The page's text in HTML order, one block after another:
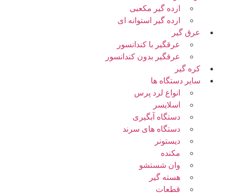
ارده گیر مکعبی
ارده گیر استوانه ای
عرق گیر
عرقگیر با کندانسور
عرقگیر بدون کندانسور
کره گیر
سایر دستگاه ها
انواع لرد پرس
اسلایسر
دستگاه آبگیری
دستگاه های سرند
دیستونر
مکنده
وان شستشو
هسته گیر
قطعات